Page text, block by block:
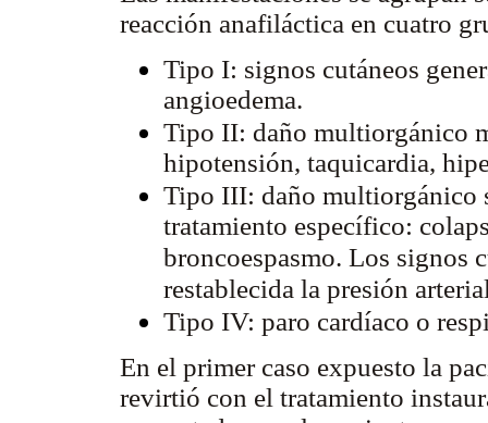
reacción anafiláctica en cuatro
Tipo I: signos cutáneos
angioedema.
Tipo II: daño multiorgánico
hipotensión, taquicardia,
Tipo III: daño multiorgánico
tratamiento específico:
broncoespasmo. Los signos
restablecida la presión
Tipo IV: paro cardíaco o
En el primer caso expuesto la
revirtió con el tratamiento